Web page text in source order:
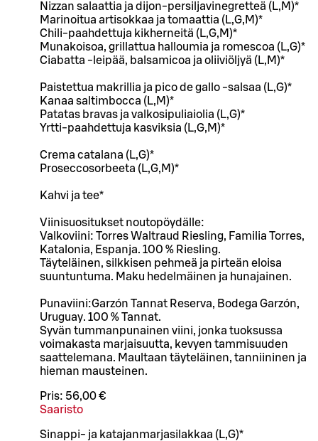
Nizzan salaattia ja dijon-persiljavinegretteä (L,M)*
Marinoitua artisokkaa ja tomaattia (L,G,M)*
Chili-paahdettuja kikherneitä (L,G,M)*
Munakoisoa, grillattua halloumia ja romescoa (L,G)*
Ciabatta -leipää, balsamicoa ja oliiviöljyä (L,M)*
Paistettua makrillia ja pico de gallo -salsaa (L,G)*
Kanaa saltimbocca (L,M)*
Patatas bravas ja valkosipuliaiolia (L,G)*
Yrtti-paahdettuja kasviksia (L,G,M)*
Crema catalana (L,G)*
Proseccosorbeeta (L,G,M)*
Kahvi ja tee*
Viinisuositukset noutopöydälle:
Valkoviini: Torres Waltraud Riesling, Familia Torres,
Katalonia, Espanja. 100 % Riesling.
Täyteläinen, silkkisen pehmeä ja pirteän eloisa
suuntuntuma. Maku hedelmäinen ja hunajainen.
Punaviini:Garzón Tannat Reserva, Bodega Garzón,
Uruguay. 100 % Tannat.
Syvän tummanpunainen viini, jonka tuoksussa
voimakasta marjaisuutta, kevyen tammisuuden
saattelemana. Maultaan täyteläinen, tanniininen ja
hieman mausteinen.
Pris: 56,00 €
Saaristo
Sinappi- ja katajanmarjasilakkaa (L,G)*